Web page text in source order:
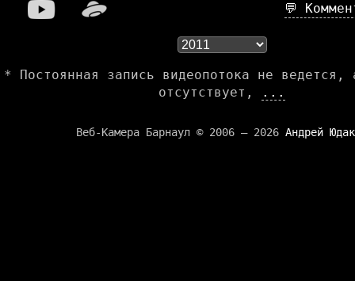
💬
* Постоянная запись видеопотока не ведется,
отсутствует,
...
Веб-Камера Барнаул © 2006 — 2026 Андрей